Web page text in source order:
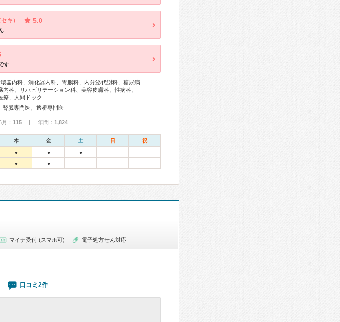
キ） 5.0
す
環器内科、消化器内科、胃腸科、内分泌代謝科、糖尿病
科、リハビリテーション科、美容皮膚科、性病科、
療、人間ドック
腎臓専門医、透析専門医
： 115 | 年間： 1,824
木 金 土 日 祝
● ● ●
● ●
マイナ受付 (スマホ可) 電子処方せん対応
口コミ2件